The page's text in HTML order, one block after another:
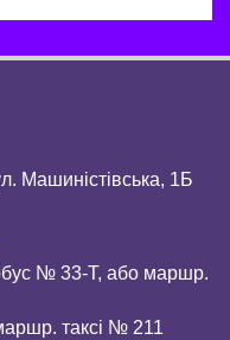
Машиністівська, 1Б
№ 33-Т, або маршр.
таксі № 211